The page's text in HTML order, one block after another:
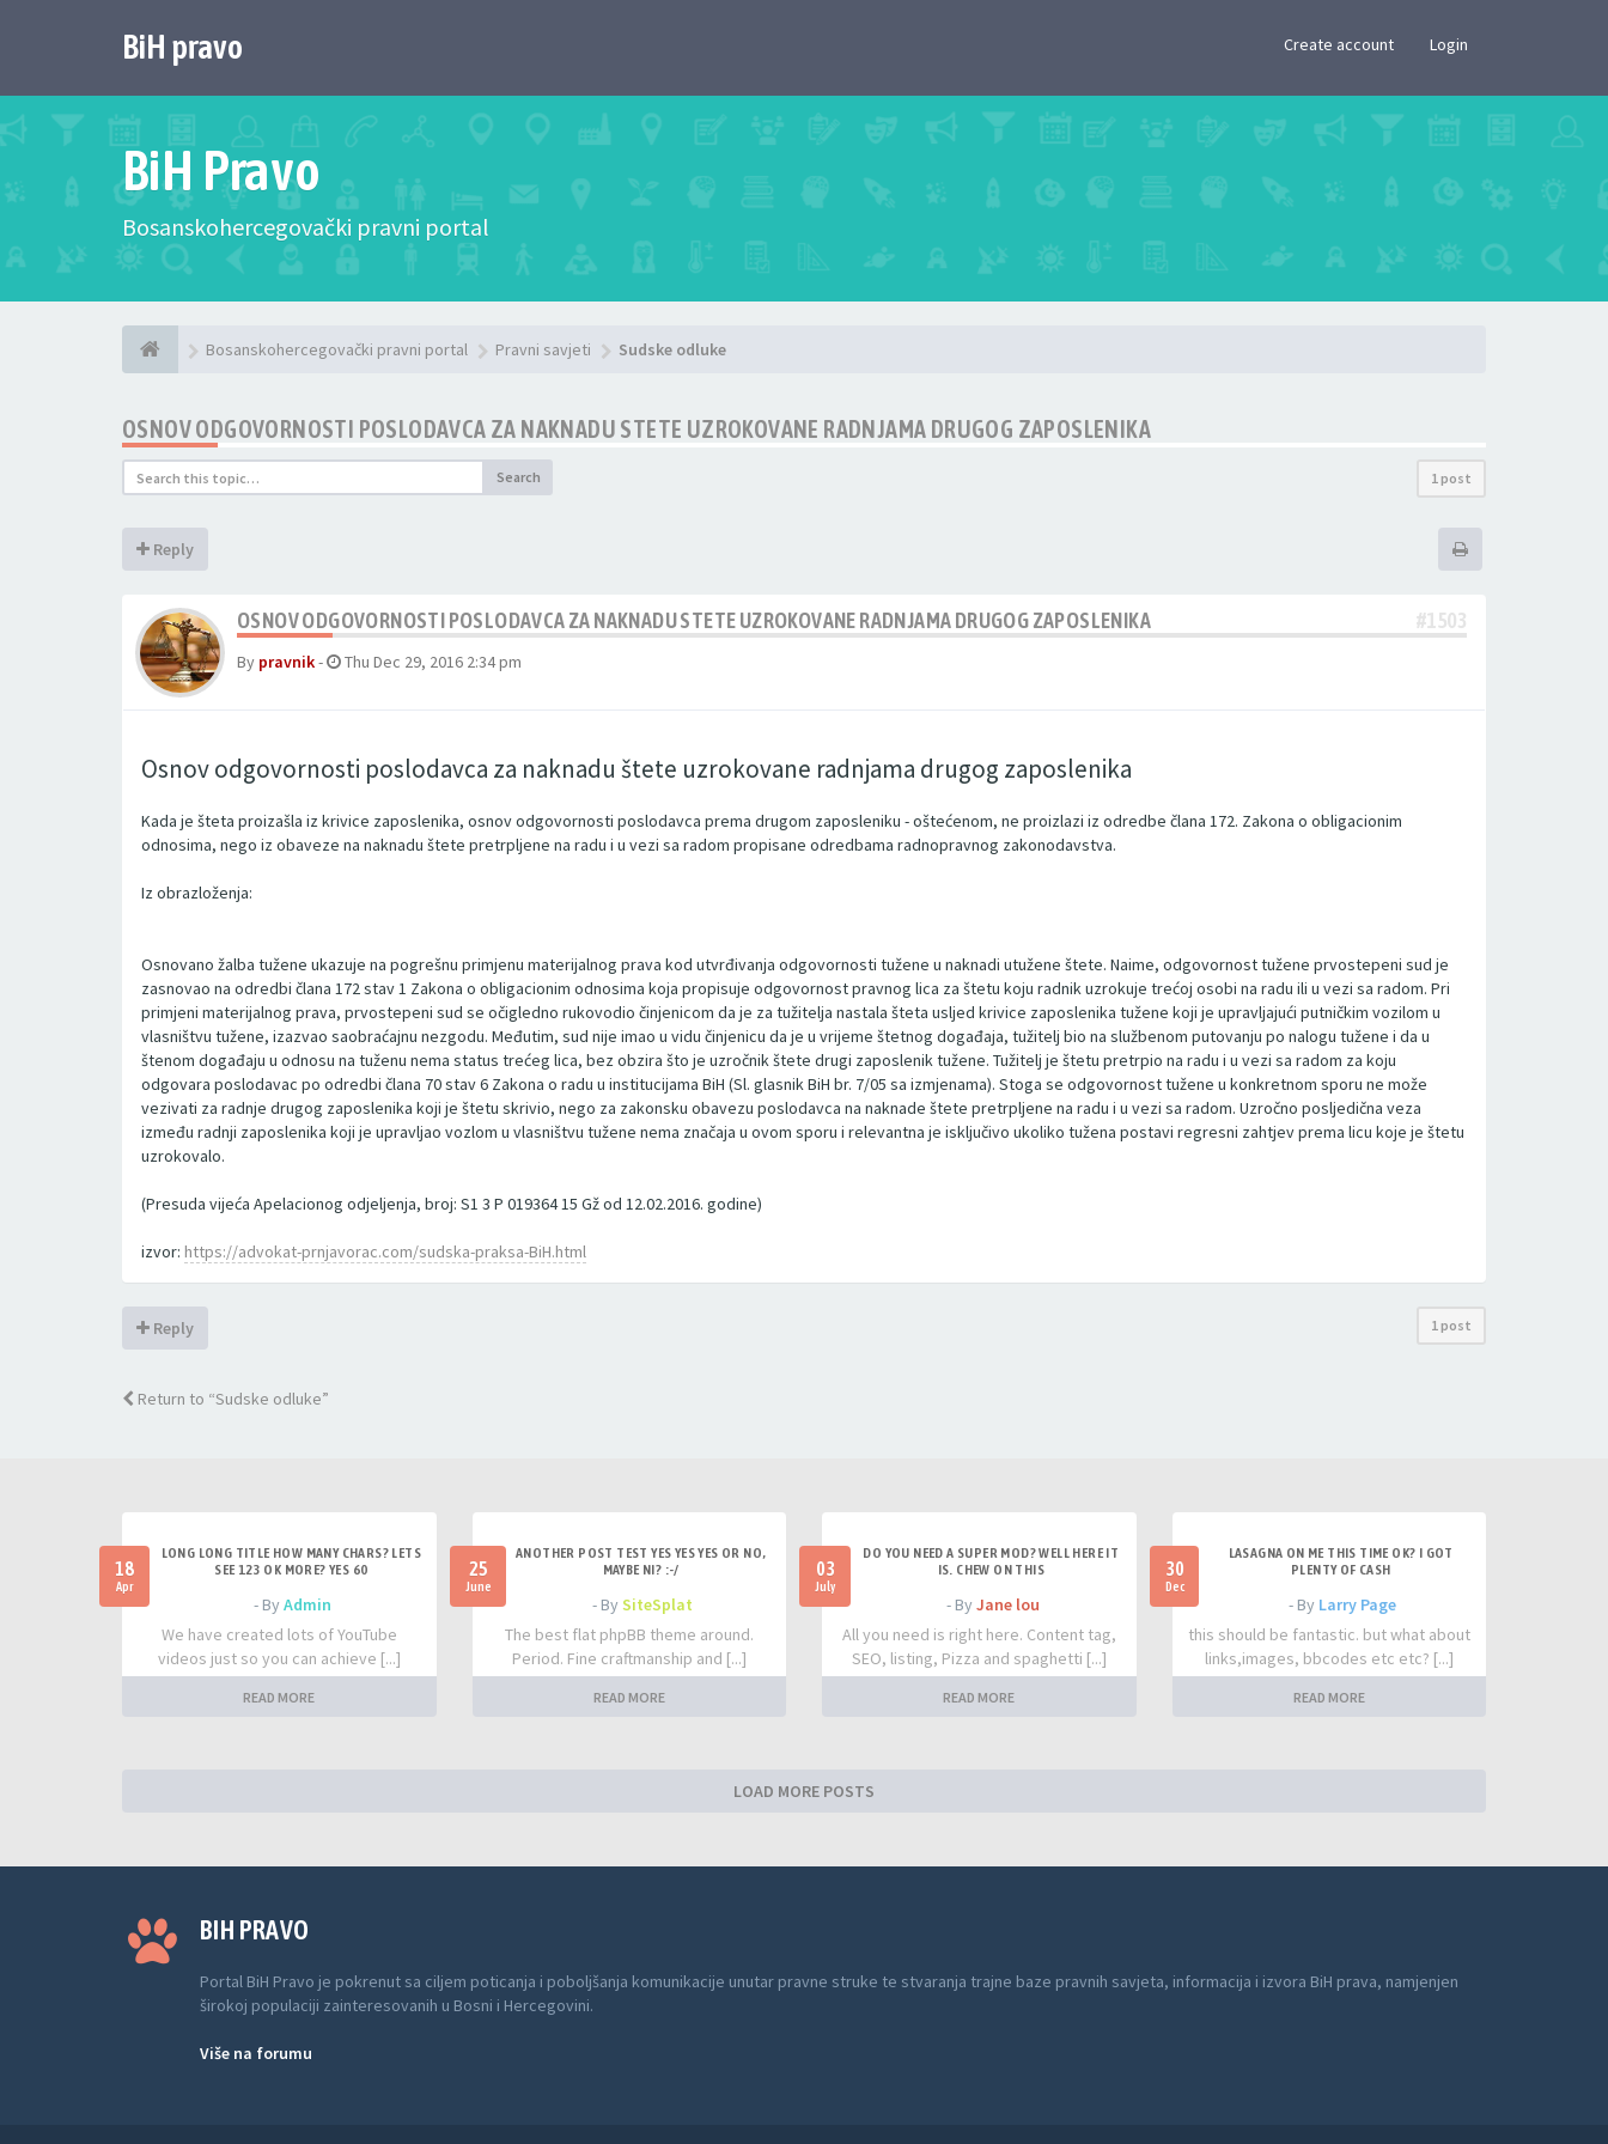
BiH pravo Create account Login
BiH Pravo
Bosanskohercegovački pravni portal
Bosanskohercegovački pravni portal Pravni savjeti Sudske odluke
OSNOV ODGOVORNOSTI POSLODAVCA ZA NAKNADU STETE UZROKOVANE RADNJAMA DRUGOG ZAPOSLENIKA
Search 1 post
Reply
OSNOV ODGOVORNOSTI POSLODAVCA ZA NAKNADU STETE UZROKOVANE RADNJAMA DRUGOG ZAPOSLENIKA #1503
By pravnik- Thu Dec 29, 2016 2:34 pm
Osnov odgovornosti poslodavca za naknadu štete uzrokovane radnjama drugog zaposlenika
Kada je šteta proizašla iz krivice zaposlenika, osnov odgovornosti poslodavca prema drugom zaposleniku - oštećenom, ne proizlazi iz odredbe člana 172. Zakona o obligacionim
odnosima, nego iz obaveze na naknadu štete pretrpljene na radu i u vezi sa radom propisane odredbama radnopravnog zakonodavstva.
Iz obrazloženja:
Osnovano žalba tužene ukazuje na pogrešnu primjenu materijalnog prava kod utvrđivanja odgovornosti tužene u naknadi utužene štete. Naime, odgovornost tužene prvostepeni sud je
zasnovao na odredbi člana 172 stav 1 Zakona o obligacionim odnosima koja propisuje odgovornost pravnog lica za štetu koju radnik uzrokuje trećoj osobi na radu ili u vezi sa radom. Pri
primjeni materijalnog prava, prvostepeni sud se očigledno rukovodio činjenicom da je za tužitelja nastala šteta usljed krivice zaposlenika tužene koji je upravljajući putničkim vozilom u
vlasništvu tužene, izazvao saobraćajnu nezgodu. Međutim, sud nije imao u vidu činjenicu da je u vrijeme štetnog događaja, tužitelj bio na službenom putovanju po nalogu tužene i da u
štenom događaju u odnosu na tuženu nema status trećeg lica, bez obzira što je uzročnik štete drugi zaposlenik tužene. Tužitelj je štetu pretrpio na radu i u vezi sa radom za koju
odgovara poslodavac po odredbi člana 70 stav 6 Zakona o radu u institucijama BiH (Sl. glasnik BiH br. 7/05 sa izmjenama). Stoga se odgovornost tužene u konkretnom sporu ne može
vezivati za radnje drugog zaposlenika koji je štetu skrivio, nego za zakonsku obavezu poslodavca na naknade štete pretrpljene na radu i u vezi sa radom. Uzročno posljedična veza
između radnji zaposlenika koji je upravljao vozlom u vlasništvu tužene nema značaja u ovom sporu i relevantna je isključivo ukoliko tužena postavi regresni zahtjev prema licu koje je štetu
uzrokovalo.
(Presuda vijeća Apelacionog odjeljenja, broj: S1 3 P 019364 15 Gž od 12.02.2016. godine)
izvor: https://advokat-prnjavorac.com/sudska-praksa-BiH.html
Reply 1 post
Return to “Sudske odluke”
18
Apr
LONG LONG TITLE HOW MANY CHARS? LETS
SEE 123 OK MORE? YES 60
- ByAdmin
We have created lots of YouTube
videos just so you can achieve [...]
READ MORE
25
June
ANOTHER POST TEST YES YES YES OR NO,
MAYBE NI? :-/
- BySiteSplat
The best flat phpBB theme around.
Period. Fine craftmanship and [...]
READ MORE
03
July
DO YOU NEED A SUPER MOD? WELL HERE IT
IS. CHEW ON THIS
- By Jane lou
All you need is right here. Content tag,
SEO, listing, Pizza and spaghetti [...]
READ MORE
30
Dec
LASAGNA ON ME THIS TIME OK? I GOT
PLENTY OF CASH
- By Larry Page
this should be fantastic. but what about
links,images, bbcodes etc etc? [...]
READ MORE
LOAD MORE POSTS
BIH PRAVO
Portal BiH Pravo je pokrenut sa ciljem poticanja i poboljšanja komunikacije unutar pravne struke te stvaranja trajne baze pravnih savjeta, informacija i izvora BiH prava, namjenjen
širokoj populaciji zainteresovanih u Bosni i Hercegovini.
Više na forumu